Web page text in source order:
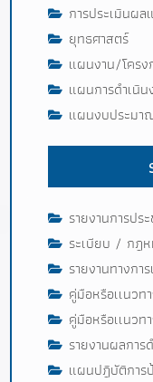
การประเมินผ
ยุทธศาสตร์
แผนงาน/โคร
แผนการดำเนิน
แผนงบประมา
รายงานการปร
ระเบียบ / กฎ
รายงานทางกา
คู่มือหรือเเนวท
คู่มือหรือเเนวท
รายงานผลการ
แผนปฎิบัติการ